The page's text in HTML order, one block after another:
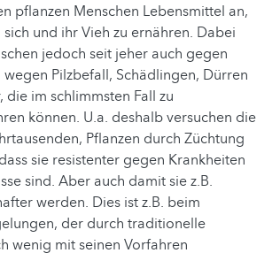
pflanzen Menschen Lebensmittel an,
und ihr Vieh zu ernähren. Dabei
jedoch seit jeher auch gegen
wegen Pilzbefall, Schädlingen, Dürren
die im schlimmsten Fall zu
können. U.a. deshalb versuchen die
Pflanzen durch Züchtung
sie resistenter gegen Krankheiten
sind. Aber auch damit sie z.B.
werden. Dies ist z.B. beim
der durch traditionelle
wenig mit seinen Vorfahren